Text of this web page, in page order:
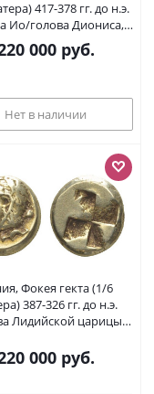
417-378 гг. до н.э.
Ио/голова Диониса,
ex. Kuenker 2011 год
77 электр 00-000-00
000руб.
Нет в наличии
Фокея гекта (1/6
387-326 гг. до н.э.
Лидийской царицы
инкузное углубление,
SNG von Aulock 2133
000руб.